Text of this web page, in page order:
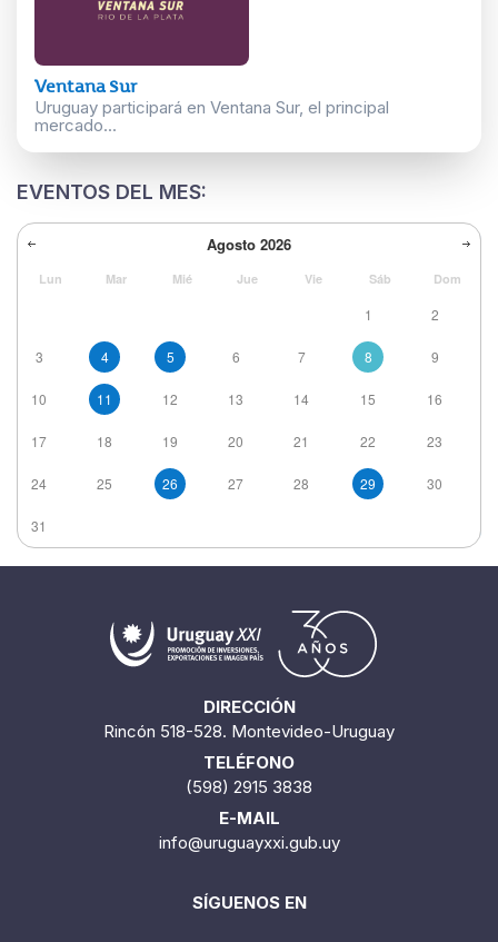
Ventana Sur
Uruguay participará en Ventana Sur, el principal
mercado...
EVENTOS DEL MES:
Agosto 2026
Lun Mar Mié Jue Vie Sáb Dom
1 2
3 4 5 6 7 8 9
10 11 12 13 14 15 16
17 18 19 20 21 22 23
24 25 26 27 28 29 30
31
DIRECCIÓN
Rincón 518-528. Montevideo-Uruguay
TELÉFONO
(598) 2915 3838
E-MAIL
info@uruguayxxi.gub.uy
SÍGUENOS EN